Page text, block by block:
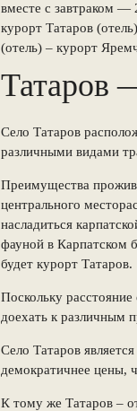
вместе с завтраком
курорт Татаров
(отель) – курорт
Татаров
Село Татаров
различными видами
Преимущества
центрального
насладиться
фауной в Карпатском
будет курорт Татаров.
Поскольку
доехать к различным
Село Татаров
демократичнее цены,
К тому же Татаров –